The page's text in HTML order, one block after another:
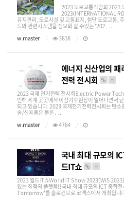
2023 도로교통박람회 2023
2023(INTERNATIONAL
유지관리, 도로시설 및 교통표지, 첨단 도로교통,
드와 관련시스템을 정보화 할 수있는 '202 . . .
w.master
3838
에너지 신산업의
전력 전시회
H
2023 국제 전기전력 전시회Electric Power
인해 세계 곳곳에서 이상기후현상이 일어나면서
되고 있습니다. 2023 국제전기전력전시회는 탄소
술/신제품은 물론 . . .
w.master
4764
국내 최대 규모의
드IT쇼
H
2023 월드IT쇼World IT Show 2023(WIS 2023)​
있는 최적의 플랫폼!!국내 최대 규모의 ICT 종
Tomorrow'를 슬로건으로 코엑스에서 개최됩니